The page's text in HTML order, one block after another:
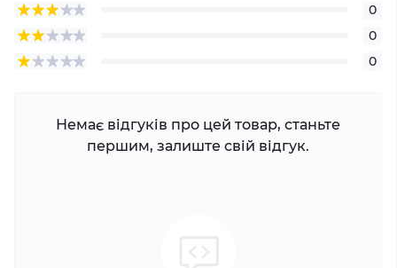
0
0
0
Немає відгуків про цей товар, станьте
першим, залиште свій відгук.